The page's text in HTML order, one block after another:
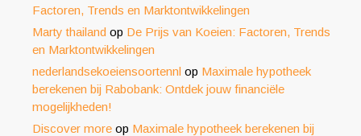
Factoren, Trends en Marktontwikkelingen
Marty thailand op De Prijs van Koeien: Factoren, Trends
en Marktontwikkelingen
nederlandsekoeiensoortennl op Maximale hypotheek
berekenen bij Rabobank: Ontdek jouw financiële
mogelijkheden!
Discover more op Maximale hypotheek berekenen bij